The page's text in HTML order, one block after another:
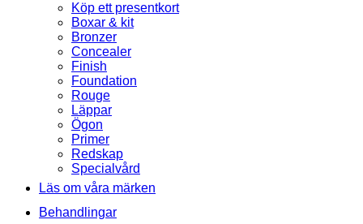
Köp ett presentkort
Boxar & kit
Bronzer
Concealer
Finish
Foundation
Rouge
Läppar
Ögon
Primer
Redskap
Specialvård
Läs om våra märken
Behandlingar